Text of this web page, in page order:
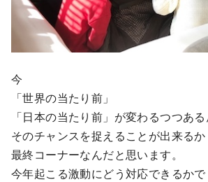
今
「世界の当たり前」
「日本の当たり前」が変わるつつある
そのチャンスを捉えることが出来るか
最終コーナーなんだと思います。
今年起こる激動にどう対応できるかで